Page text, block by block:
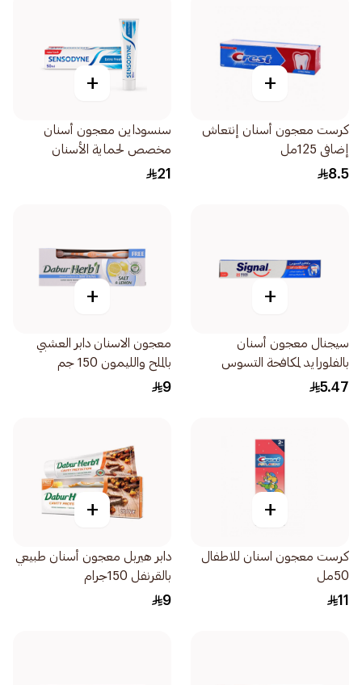
+
كرست معجون أسنان إنتعاش
إضافى 125مل
8.5
+
سنسوداين معجون أسنان
مخصص لحماية الأسنان
الحساسة وانتعاش زائد حجم
21
+
سيجنال معجون أسنان
بالفلورايد لمكافحة التسوس
50مل
5.47
+
معجون الاسنان دابر العشبي
بالملح والليمون 150 جم
9
+
كرست معجون اسنان للاطفال
50مل
11
+
دابر هيربل معجون أسنان طبيعي
بالقرنفل 150جرام
9